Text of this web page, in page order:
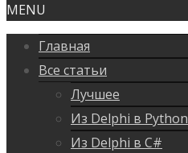
MENU
Главная
Все статьи
Лучшее
Из Delphi в Python
Из Delphi в C#